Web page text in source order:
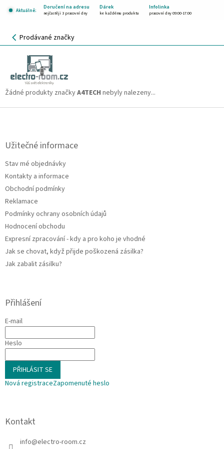
Aktuálně:
Doručení na adresu Dárek Infolinka
nejčastěji 3 pracovní dny ke každému produktu pracovní dny 09:00-17:00
NÁKUPNÍ
KOŠÍK
Prodávané značky
A4TECH
Žádné produkty značkyA4TECH nebyly nalezeny...
Z
Užitečné informace
Stav mé objednávky
Kontakty a informace
Obchodní podmínky
Reklamace
Podmínky ochrany osobních údajů
Hodnocení obchodu
Expresní zpracování - kdy a pro koho je vhodné
Jak se chovat, když přijde poškozená zásilka?
Jak zabalit zásilku?
Přihlášení
E-mail
Heslo
PŘIHLÁSIT SE
Nová registraceZapomenuté heslo
Kontakt
info@electro-room.cz